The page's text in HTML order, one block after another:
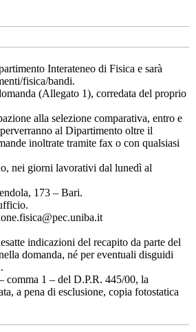
Interateneo di Fisica e sarà
fisica/bandi.
(Allegato 1), corredata del proprio
alla selezione comparativa, entro e
al Dipartimento oltre il
inoltrate tramite fax o con qualsiasi
nei giorni lavorativi dal lunedì al
173 – Bari.
indicazioni del recapito da parte del
domanda, né per eventuali disguidi
comma 1 – del D.P.R. 445/00, la
a pena di esclusione, copia fotostatica